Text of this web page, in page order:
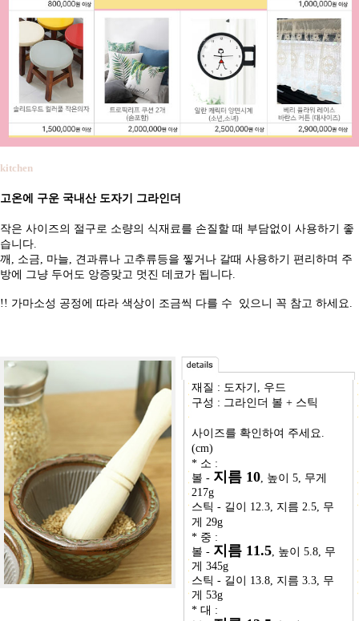
kitchen
고온에 구운 국내산 도자기 그라인더
작은 사이즈의 절구로 소량의 식재료를 손질할 때 부담없이 사용하기 좋
습니다.
깨, 소금, 마늘, 견과류나 고추류등을 찧거나 갈때 사용하기 편리하며 주
방에 그냥 두어도 앙증맞고 멋진 데코가 됩니다.
!! 가마소성 공정에 따라 색상이 조금씩 다를 수 있으니 꼭 참고 하세요.
재질 : 도자기, 우드
구성 : 그라인더 볼 + 스틱
사이즈를 확인하여 주세요.
(cm)
* 소 :
볼 - 지름 10 , 높이 5, 무게
217g
스틱 - 길이 12.3, 지름 2.5, 무
게 29g
* 중 :
볼 - 지름 11.5 , 높이 5.8, 무
게 345g
스틱 - 길이 13.8, 지름 3.3, 무
게 53g
* 대 :